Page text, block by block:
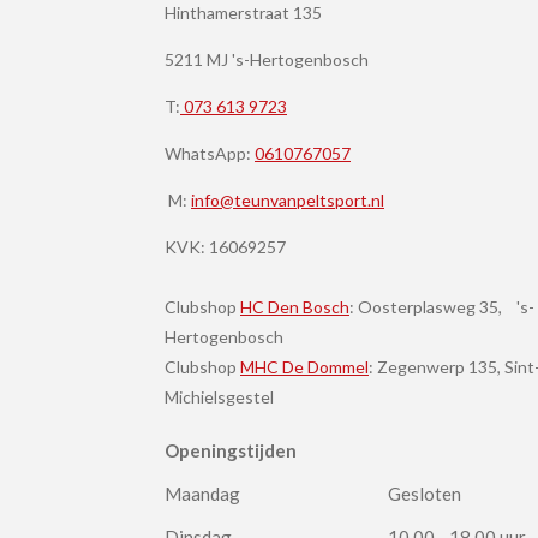
Hinthamerstraat 135
5211 MJ 's-Hertogenbosch
T: 073 613 9723
WhatsApp: 0610767057
M: info@teunvanpeltsport.nl
KVK: 16069257
Clubshop HC Den Bosch: Oosterplasweg 35, 's-
Hertogenbosch
Clubshop MHC De Dommel: Zegenwerp 135,
Michielsgestel
Openingstijden
Maandag
Gesloten